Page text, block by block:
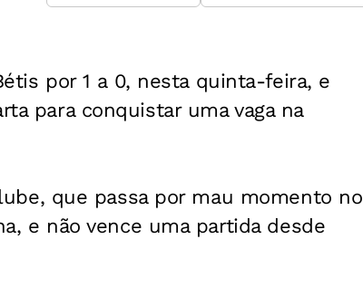
por 1 a 0, nesta quinta-feira, e
para conquistar uma vaga na
que passa por mau momento no
e não vence uma partida desde